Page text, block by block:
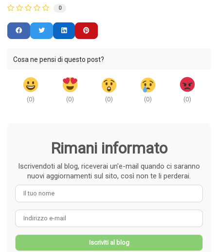
0
Cosa ne pensi di questo post?
(0) (0) (0) (0) (0)
Rimani informato
Iscrivendoti al blog, riceverai un'e-mail quando ci saranno
nuovi aggiornamenti sul sito, così non te li perderai.
Iscriviti al blog